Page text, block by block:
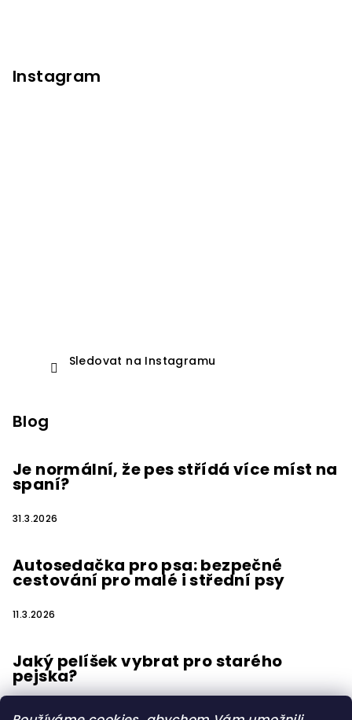
Instagram
Sledovat na Instagramu
Blog
Je normální, že pes střídá více míst na
spaní?
31.3.2026
Autosedačka pro psa: bezpečné
cestování pro malé i střední psy
11.3.2026
Jaký pelíšek vybrat pro starého
pejska?